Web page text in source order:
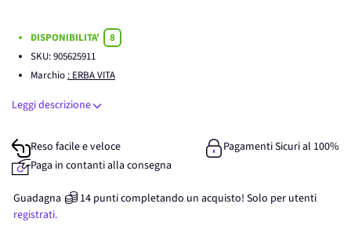
DISPONIBILITA'
8
SKU:905625911
Marchio : ERBA VITA
Leggi descrizione
Reso facile e veloce
Pagamenti Sicuri al 100%
Paga in contanti alla consegna
Guadagna 14 punticompletando un acquisto! Solo per utenti
registrati.